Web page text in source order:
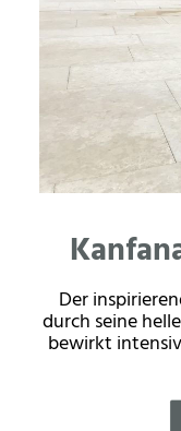
Der
durch seine
bewirkt